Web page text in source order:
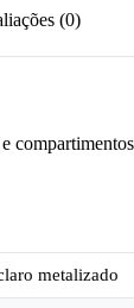
(0)
e
metalizado